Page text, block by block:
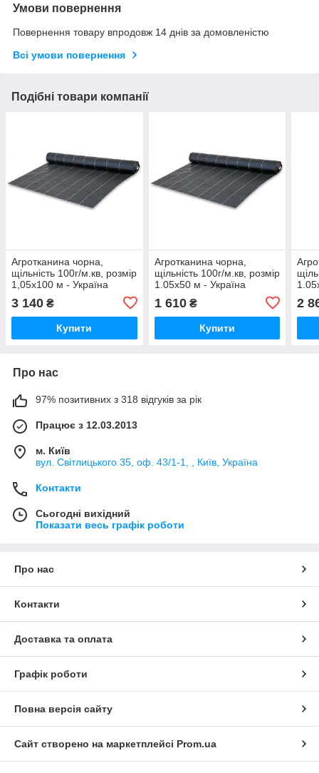
Умови повернення
Повернення товару впродовж 14 днів за домовленістю
Всі умови повернення
Подібні товари компанії
Агротканина чорна,
щільність 100г/м.кв, розмір
1,05х100 м - Україна
3 140 ₴
Купити
Агротканина чорна,
щільність 100г/м.кв, розмір
1.05х50 м - Україна
1 610₴
Купити
2
Про нас
97% позитивних з 318 відгуків за рік
Працює з 12.03.2013
м. Київ
вул. Світлицького 35, оф. 43/1-1, , Київ, Україна
Контакти
Сьогодні вихідний
Показати весь графік роботи
Про нас
Контакти
Доставка та оплата
Графік роботи
Повна версія сайту
Сайт створено на маркетплейсі Prom.ua